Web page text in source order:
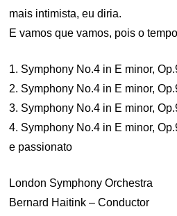
mais intimista, eu diria.
E vamos que vamos, pois o
1. Symphony No.4 in E minor,
2. Symphony No.4 in E minor,
3. Symphony No.4 in E minor,
4. Symphony No.4 in E minor,
e passionato
London Symphony Orchestra
Bernard Haitink – Conductor